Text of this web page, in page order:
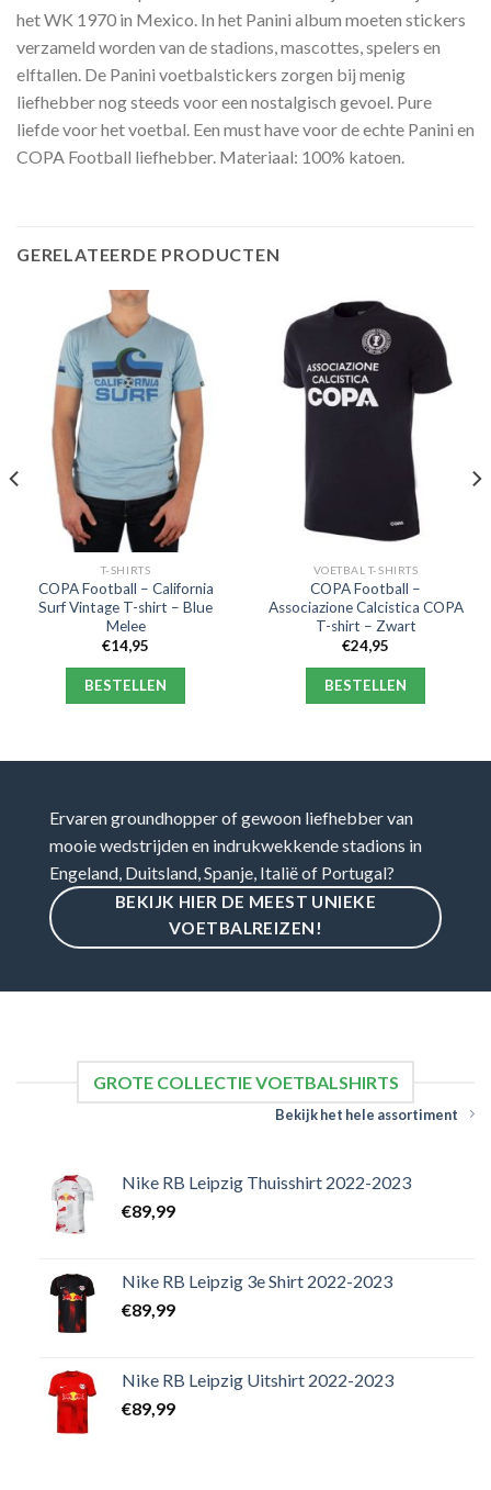
het WK 1970 in Mexico. In het Panini album moeten stickers
verzameld worden van de stadions, mascottes, spelers en
elftallen. De Panini voetbalstickers zorgen bij menig
liefhebber nog steeds voor een nostalgisch gevoel. Pure
liefde voor het voetbal. Een must have voor de echte Panini en
COPA Football liefhebber. Materiaal: 100% katoen.
GERELATEERDE PRODUCTEN
T-SHIRTS
COPA Football – California
Surf Vintage T-shirt – Blue
Melee
€14,95
BESTELLEN
VOETBAL T-SHIRTS
COPA Football –
Associazione Calcistica COPA
T-shirt – Zwart
€24,95
BESTELLEN
Ervaren groundhopper of gewoon liefhebber van
mooie wedstrijden en indrukwekkende stadions in
Engeland, Duitsland, Spanje, Italië of Portugal?
BEKIJK HIER DE MEEST UNIEKE
VOETBALREIZEN!
GROTE COLLECTIE VOETBALSHIRTS
Bekijk het hele assortiment
Nike RB Leipzig Thuisshirt 2022-2023
€89,99
Nike RB Leipzig 3e Shirt 2022-2023
€89,99
Nike RB Leipzig Uitshirt 2022-2023
€89,99